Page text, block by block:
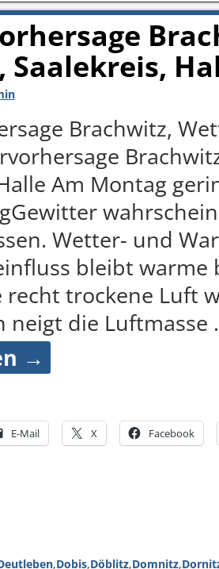
Saalekreis,
Brachwitz,
Am Montag
Wetter- und
bleibt warme
recht trockene Luft
neigt die Luftmasse
→
E-Mail X Facebook
,Dobis,Döblitz,Domnitz,